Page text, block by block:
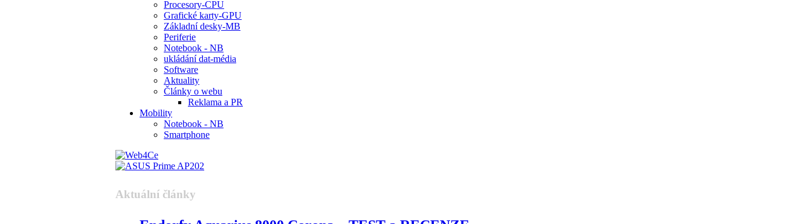
Procesory-CPU
Grafické karty-GPU
Základní desky-MB
Periferie
Notebook - NB
ukládání dat-média
Software
Aktuality
Články o webu
Reklama a PR
Mobility
Notebook - NB
Smartphone
Aktuální články